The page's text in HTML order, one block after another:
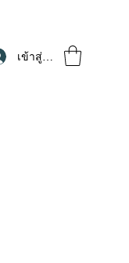
เข้าสู่ระบบ